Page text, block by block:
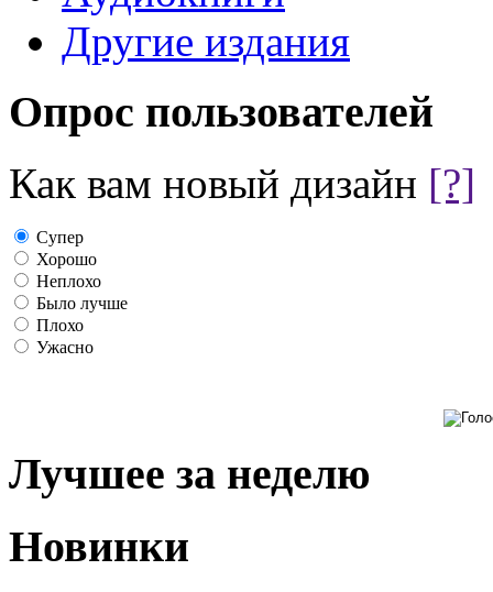
Другие издания
Опрос пользователей
Как вам новый дизайн [?]
Супер
Хорошо
Неплохо
Было лучше
Плохо
Ужасно
Лучшее за неделю
Новинки